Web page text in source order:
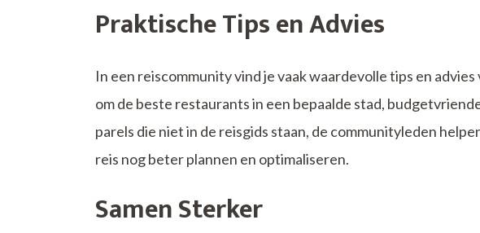
Praktische Tips en Advies
In een reiscommunity vind je vaak waardevolle tips en
om de beste restaurants in een bepaalde stad,
parels die niet in de reisgids staan, de communityleden
reis nog beter plannen en optimaliseren.
Samen Sterker